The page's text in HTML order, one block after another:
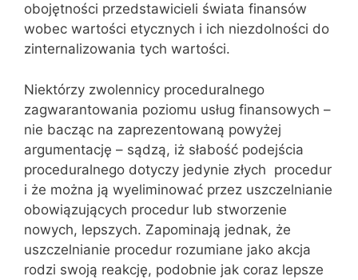
obojętności przedstawicieli świata finansów
wobec wartości etycznych i ich niezdolności do
zinternalizowania tych wartości.
Niektórzy zwolennicy proceduralnego
zagwarantowania poziomu usług finansowych –
nie bacząc na zaprezentowaną powyżej
argumentację – sądzą, iż słabość podejścia
proceduralnego dotyczy jedynie złych procedur
i że można ją wyeliminować przez uszczelnianie
obowiązujących procedur lub stworzenie
nowych, lepszych. Zapominają jednak, że
uszczelnianie procedur rozumiane jako akcja
rodzi swoją reakcję, podobnie jak coraz lepsze